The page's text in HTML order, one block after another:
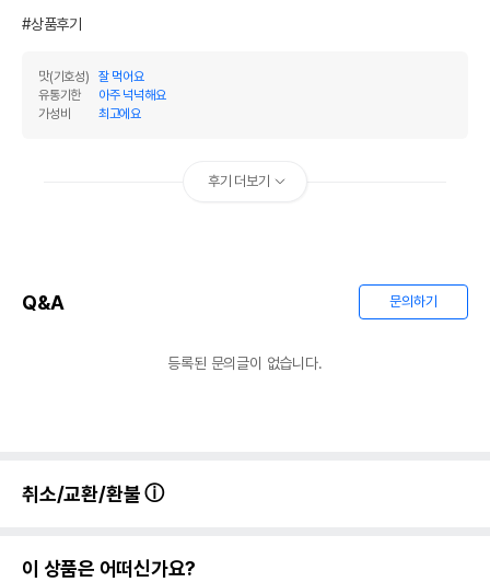
#상품후기
맛(기호성)
잘 먹어요
유통기한
아주 넉넉해요
가성비
최고에요
후기 더보기
Q&A 문의하기
등록된 문의글이 없습니다.
취소/교환/환불
이 상품은 어떠신가요?